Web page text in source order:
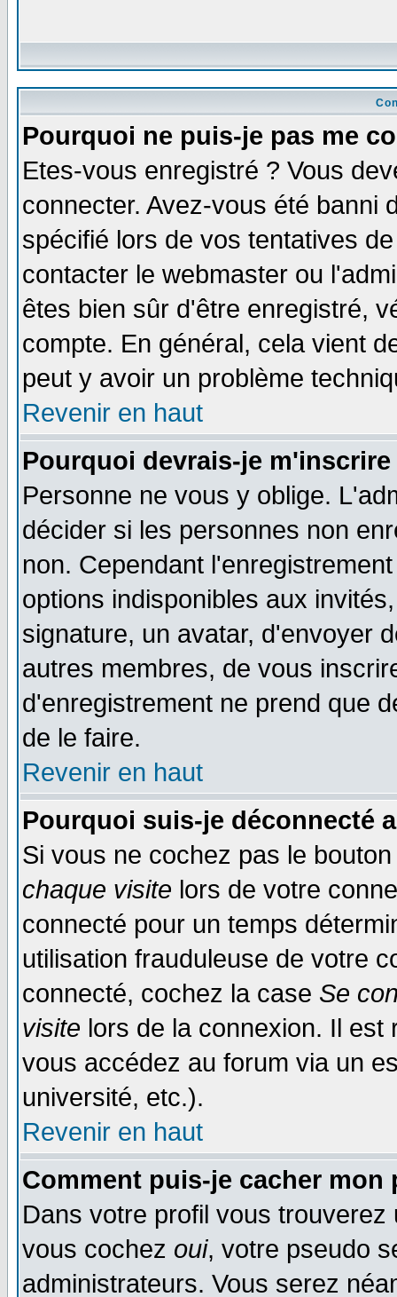
Pourquoi ne puis-je pas me
Etes-vous enregistré ? Vous
connecter. Avez-vous été banni
spécifié lors de vos tentatives
contacter le webmaster ou
êtes bien sûr d'être enregistré,
compte. En général, cela vient
peut y avoir un problème
Revenir en haut
Pourquoi devrais-je
Personne ne vous y oblige.
décider si les personnes non
non. Cependant
options indisponibles aux
signature, un avatar, d'envoyer
autres membres, de vous
d'enregistrement ne prend que
de le faire.
Revenir en haut
Pourquoi suis-je déconnecté
Si vous ne cochez pas le
chaque visite lors de votre
connecté pour un temps
utilisation frauduleuse de votre
connecté, cochez la case Se
visite lors de la connexion. Il
vous accédez au forum via un
université, etc.).
Revenir en haut
Comment puis-je cacher
Dans votre profil vous
vous cochez oui, votre pseudo
administrateurs. Vous serez